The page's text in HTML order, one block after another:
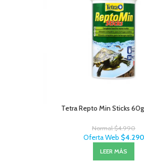
Tetra Repto Min Sticks
Normal$4.990
Oferta Web $4.290
LEER MÁS